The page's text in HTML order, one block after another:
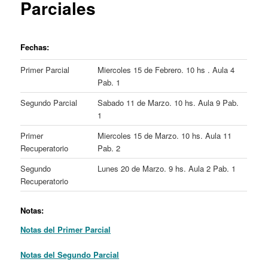
Parciales
Fechas:
Primer Parcial
Miercoles 15 de Febrero. 10 hs . Aula 4
Pab. 1
Segundo Parcial
Sabado 11 de Marzo. 10 hs. Aula 9 Pab.
1
Primer
Recuperatorio
Miercoles 15 de Marzo. 10 hs. Aula 11
Pab. 2
Segundo
Recuperatorio
Lunes 20 de Marzo. 9 hs. Aula 2 Pab. 1
Notas:
Notas del Primer Parcial
Notas del Segundo Parcial